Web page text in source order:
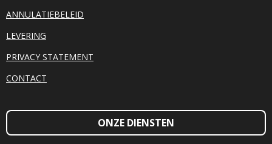
ANNULATIEBELEID
LEVERING
PRIVACY STATEMENT
CONTACT
ONZE DIENSTEN